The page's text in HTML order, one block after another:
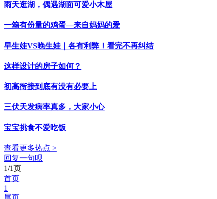
雨天逛湖，偶遇湖面可爱小木屋
一箱有份量的鸡蛋—来自妈妈的爱
早生娃VS晚生娃｜各有利弊！看完不再纠结
这样设计的房子如何？
初高衔接到底有没有必要上
三伏天发病率真多，大家小心
宝宝挑食不爱吃饭
查看更多热点 >
回复一句呗
1/1页
首页
1
尾页